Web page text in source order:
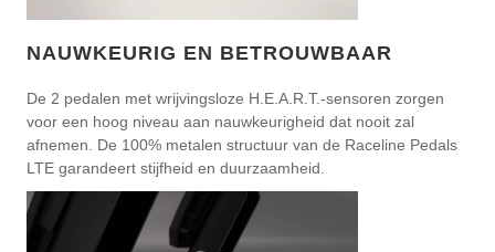
NAUWKEURIG EN BETROUWBAAR
De 2 pedalen met wrijvingsloze H.E.A.R.T.-sensoren zorgen
voor een hoog niveau aan nauwkeurigheid dat nooit zal
afnemen. De 100% metalen structuur van de Raceline Pedals
LTE garandeert stijfheid en duurzaamheid.